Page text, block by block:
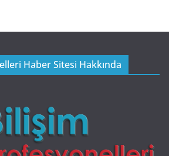
Haber Sitesi Hakkında